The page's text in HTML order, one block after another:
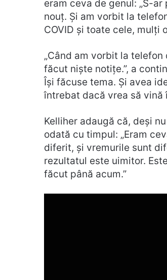
eram ceva de genul: „S-
nouț. Și am vorbit la
COVID și toate cele, mulți
„Când am vorbit la
făcut niște notițe.”, a
Își făcuse tema. Și avea
întrebat dacă vrea să vină
Kelliher adaugă că, deși
odată cu timpul: „Eram
diferit, și vremurile sunt
rezultatul este uimitor.
făcut până acum.”